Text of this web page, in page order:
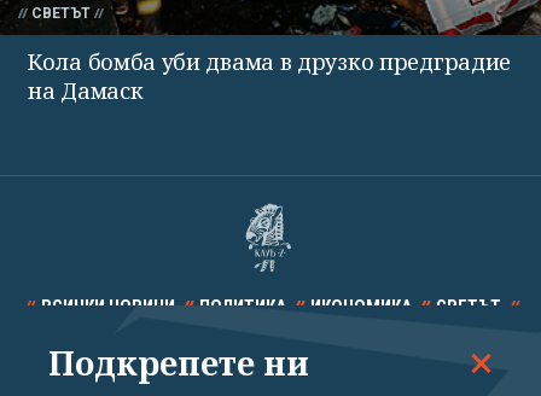
СВЕТЪТ
Кола бомба уби двама в друзко предградие
на Дамаск
ВСИЧКИ НОВИНИ ПОЛИТИКА ИКОНОМИКА СВЕТЪТ
СПОРТ КУЛТУРА ТЕХНОЛОГИИ КАЛЕЙДОСКОП
Подкрепете ни